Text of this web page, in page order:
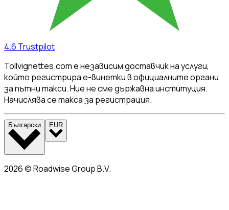
4.6 Trustpilot
Tollvignettes.com е независим доставчик на услуги,
който регистрира е-винетки в официалните органи
за пътни такси. Ние не сме държавна институция.
Начислява се такса за регистрация.
Български EUR
2026©Roadwise Group B.V.